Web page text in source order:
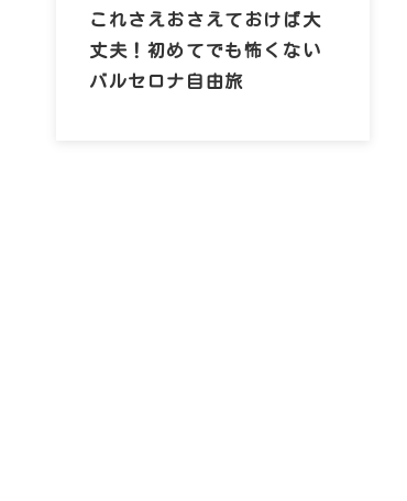
これさえおさえておけば大
丈夫！初めてでも怖くない
バルセロナ自由旅